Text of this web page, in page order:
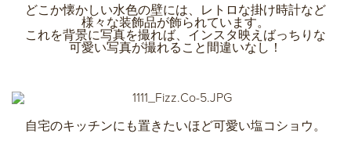
どこか懐かしい水色の壁には、レトロな掛け時計など
様々な装飾品が飾られています。
これを背景に写真を撮れば、インスタ映えばっちりな
可愛い写真が撮れること間違いなし！
自宅のキッチンにも置きたいほど可愛い塩コショウ。